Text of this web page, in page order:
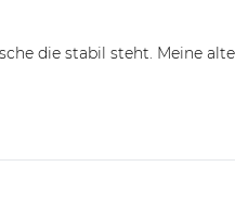
die stabil steht. Meine